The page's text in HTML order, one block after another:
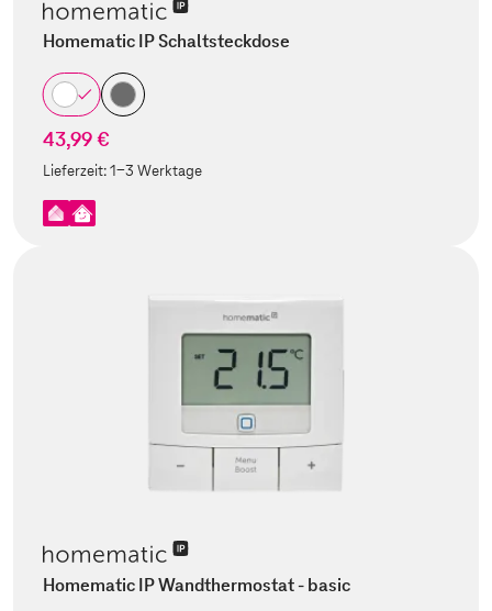
Homematic IP Schaltsteckdose
43,99 €
Lieferzeit:1-3 Werktage
Homematic IP Wandthermostat - basic